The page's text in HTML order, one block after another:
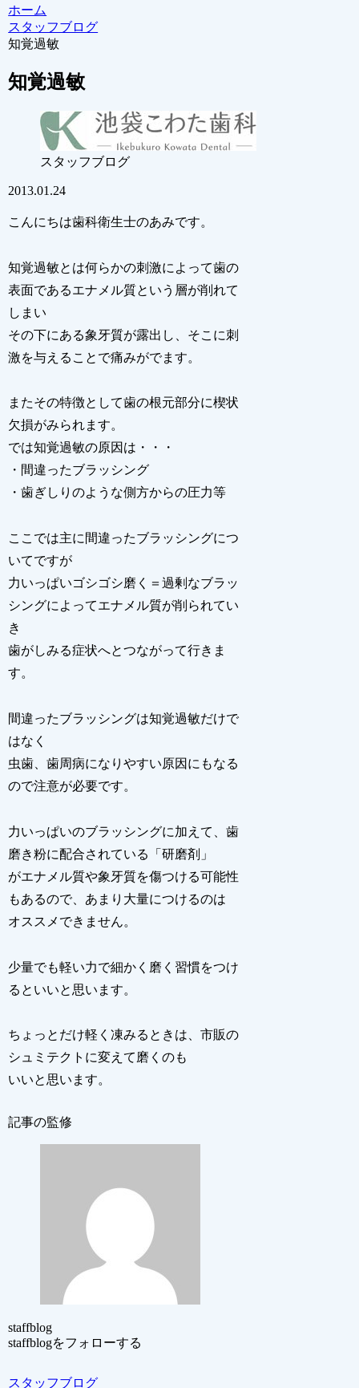
ホーム
スタッフブログ
知覚過敏
知覚過敏
スタッフブログ
2013.01.24
こんにちは歯科衛生士のあみです。
知覚過敏とは何らかの刺激によって歯の
表面であるエナメル質という層が削れて
しまい
その下にある象牙質が露出し、そこに刺
激を与えることで痛みがでます。
またその特徴として歯の根元部分に楔状
欠損がみられます。
では知覚過敏の原因は・・・
・間違ったブラッシング
・歯ぎしりのような側方からの圧力等
ここでは主に間違ったブラッシングにつ
いてですが
力いっぱいゴシゴシ磨く＝過剰なブラッ
シングによってエナメル質が削られてい
き
歯がしみる症状へとつながって行きま
す。
間違ったブラッシングは知覚過敏だけで
はなく
虫歯、歯周病になりやすい原因にもなる
ので注意が必要です。
力いっぱいのブラッシングに加えて、歯
磨き粉に配合されている「研磨剤」
がエナメル質や象牙質を傷つける可能性
もあるので、あまり大量につけるのは
オススメできません。
少量でも軽い力で細かく磨く習慣をつけ
るといいと思います。
ちょっとだけ軽く凍みるときは、市販の
シュミテクトに変えて磨くのも
いいと思います。
記事の監修
staffblog
staffblogをフォローする
スタッフブログ